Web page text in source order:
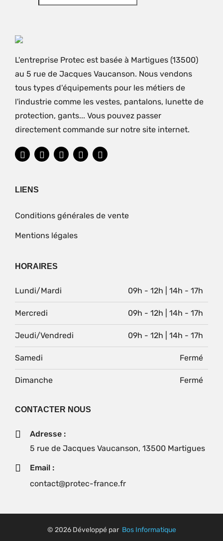
L'entreprise Protec est basée à Martigues (13500)
au 5 rue de Jacques Vaucanson. Nous vendons
tous types d'équipements pour les métiers de
l'industrie comme les vestes, pantalons, lunette de
protection, gants... Vous pouvez passer
directement commande sur notre site internet.
LIENS
Conditions générales de vente
Mentions légales
HORAIRES
Lundi/Mardi 09h - 12h | 14h - 17h
Mercredi 09h - 12h | 14h - 17h
Jeudi/Vendredi 09h - 12h | 14h - 17h
Samedi Fermé
Dimanche Fermé
CONTACTER NOUS
Adresse :
5 rue de Jacques Vaucanson, 13500 Martigues
Email :
contact@protec-france.fr
© 2026 Développé par Bos Informatique